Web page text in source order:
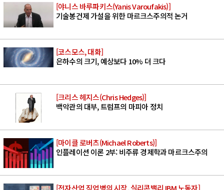
[야니스 바루파키스(Yanis Varoufakis)]
기술봉건제 가설을 위한 마르크스주의적 논거
[코스모스, 대화]
은하수의 크기, 예상보다 10% 더 크다
[크리스 헤지스(Chris Hedges)]
백악관의 대부, 트럼프의 마피아 정치
[마이클 로버츠(Michael Roberts)]
인플레이션 이론 2부: 비주류 경제학과 마르크스주의
[전자산업 직업병의 시작, 실리콘밸리 IBM 노동자]